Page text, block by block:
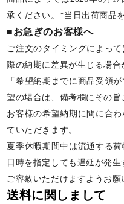
承ください。*当日出荷商品
■お急ぎのお客様へ
ご注文のタイミングによっ
際の納期に差異が生じる場合
「希望納期までに商品受領
望の場合は、備考欄にその旨
お客様の希望納期に間に合
ていただきます。
夏季休暇期間中は流通する
日時を指定しても遅延が発生
ご容赦いただけますようお願
送料に関しまして